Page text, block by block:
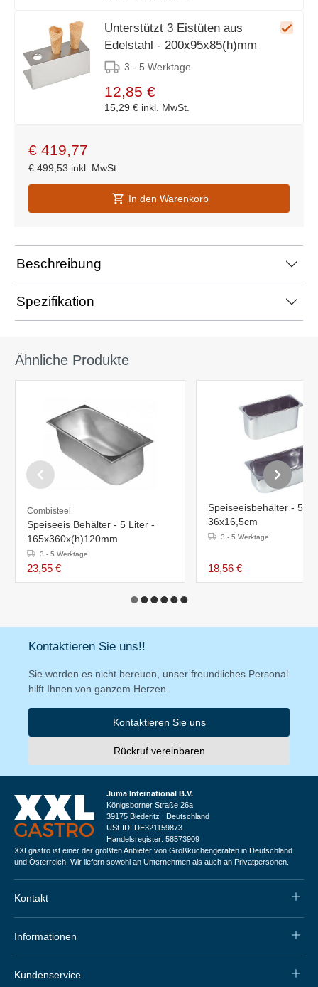
Unterstützt 3 Eistüten aus
Edelstahl - 200x95x85(h)mm
3 - 5 Werktage
12,85 €
15,29 € inkl. MwSt.
€ 419,77
€ 499,53 inkl. MwSt.
In den Warenkorb
Beschreibung
Spezifikation
Ähnliche Produkte
Combisteel
Speiseeis Behälter - 5 Liter -
165x360x(h)120mm
3 - 5 Werktage
23,55 €
Speiseeisbehälter -
36x16,5cm
3 - 5 Werktage
18,56 €
Kontaktieren Sie uns!!
Sie werden es nicht bereuen, unser freundliches Personal
hilft Ihnen von ganzem Herzen.
Kontaktieren Sie uns
Rückruf vereinbaren
Juma International B.V.
Königsborner Straße 26a
39175 Biederitz | Deutschland
USt-ID: DE321159873
Handelsregister: 58573909
XXLgastro ist einer der größten Anbieter von Großküchengeräten in Deutschland
und Österreich. Wir liefern sowohl an Unternehmen als auch an Privatpersonen.
Kontakt
Informationen
Kundenservice